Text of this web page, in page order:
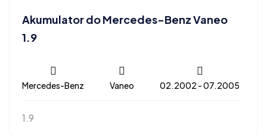
Akumulator do Mercedes-Benz Vaneo
1.9
Mercedes-Benz Vaneo 02.2002 - 07.2005
1.9